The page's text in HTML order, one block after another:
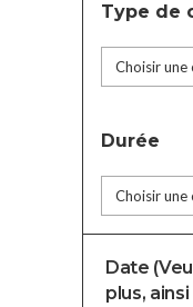
Type de
Durée
Date
plus,